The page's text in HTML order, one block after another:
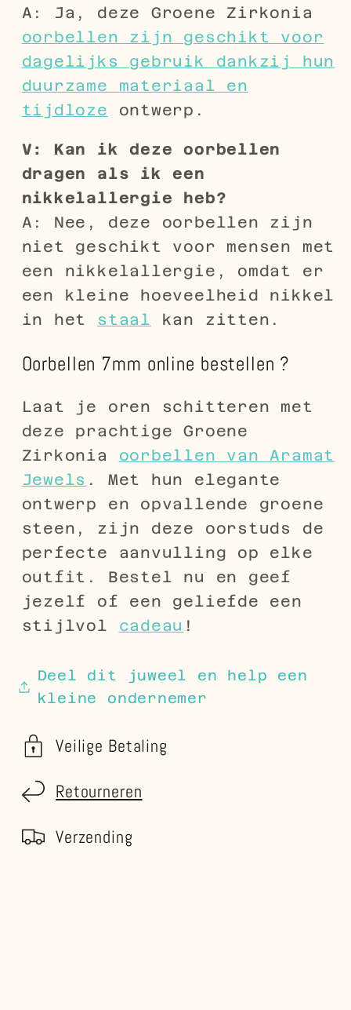
A: Ja, deze Groene Zirkonia
oorbellen zijn geschikt voor
dagelijks gebruik dankzij hun
duurzame materiaal en
tijdloze ontwerp.
V: Kan ik deze oorbellen
dragen als ik een
nikkelallergie heb?
A: Nee, deze oorbellen zijn
niet geschikt voor mensen met
een nikkelallergie, omdat er
een kleine hoeveelheid nikkel
in het staal kan zitten.
Oorbellen 7mm online bestellen ?
Laat je oren schitteren met
deze prachtige Groene
Zirkonia oorbellen van Aramat
Jewels . Met hun elegante
ontwerp en opvallende groene
steen, zijn deze oorstuds de
perfecte aanvulling op elke
outfit. Bestel nu en geef
jezelf of een geliefde een
stijlvol cadeau !
Deel dit juweel en help een
kleine ondernemer
Veilige Betaling
Retourneren
Verzending